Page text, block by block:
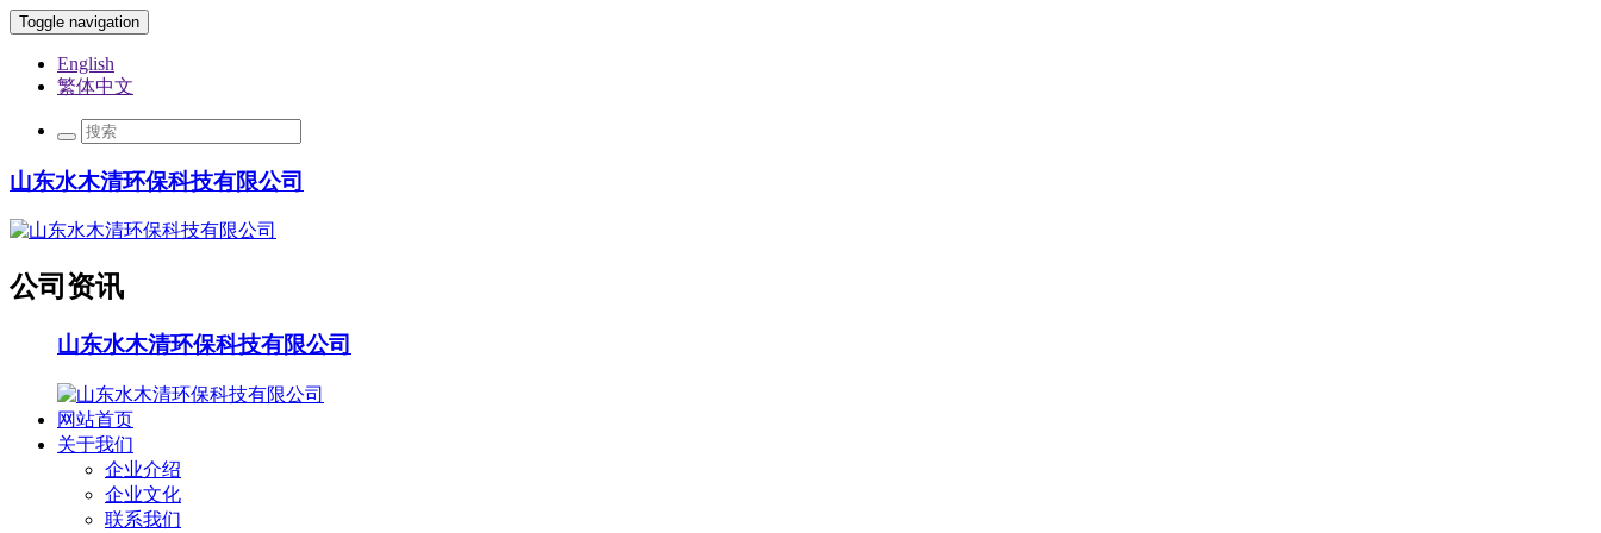
Toggle navigation
English
繁体中文
山东水木清环保科技有限公司
公司资讯
山东水木清环保科技有限公司
网站首页
关于我们
企业介绍
企业文化
联系我们